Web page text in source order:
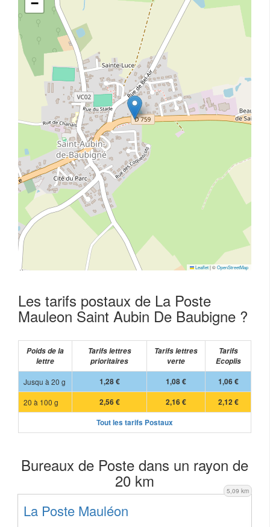
−
Leaflet|©OpenStreetMap
Les tarifs postaux de La Poste
Mauleon Saint Aubin De Baubigne ?
Poids de la
lettre
Tarifs lettres
prioritaires
Tarifs lettres
verte
Tarifs
Ecoplis
Jusqu à 20 g
1,28 € 1,08 €
1,06 €
20 à 100 g
2,56 € 2,16 €
2,12 €
Tout les tarifs Postaux
Bureaux de Poste dans un rayon de
20 km 5,09 km
La Poste Mauléon